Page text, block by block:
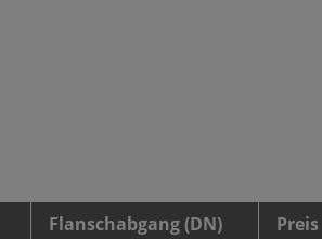
Flanschabgang (DN) Preis